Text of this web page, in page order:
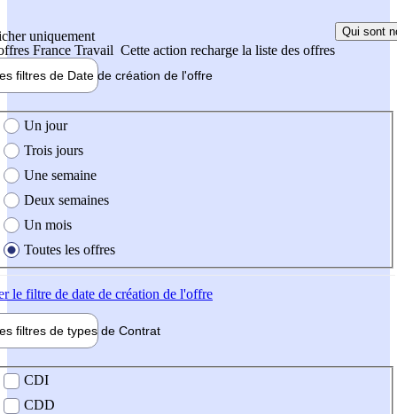
uniquement
France Travail Cette action recharge la liste des offres
Qui sont
filtres de Date de création de l'offre
création de l'offre
Un jour
Trois jours
Une semaine
Deux semaines
Un mois
Toutes les offres
le filtre de date de création de l'offre
filtres de types de Contrat
contrat
CDI
CDD